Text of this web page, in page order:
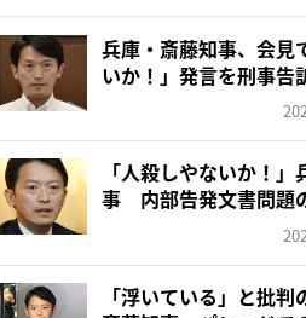
兵庫・斎藤知事、会見
いか！」発言を刑事
「人殺しやないか！
事 内部告発文書問題
「浮いている」と批